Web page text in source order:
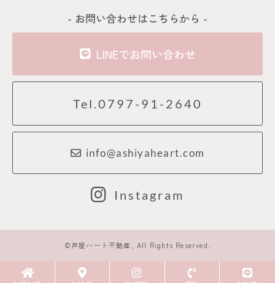
- お問い合わせはこちらから -
LINEでお問い合わせ
Tel.0797-91-2640
info@ashiyaheart.com
Instagram
©芦屋ハート不動産, All Rights Reserved.